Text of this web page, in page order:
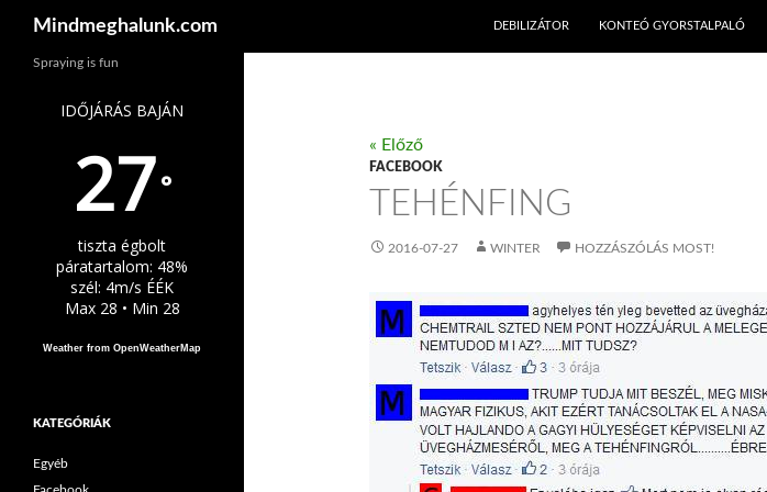
Mindmeghalunk.com
DEBILIZÁTOR
KONTEÓ GYORSTALPALÓ
« Előző
FACEBOOK
TEHÉNFING
2016-07-27 WINTER HOZZÁSZÓLÁS MOST!
Spraying is fun
IDŐJÁRÁS BAJÁN
27°
tiszta égbolt
páratartalom: 48%
szél: 4m/s ÉÉK
Max 28 • Min 28
Weather from OpenWeatherMap
KATEGÓRIÁK
Egyéb